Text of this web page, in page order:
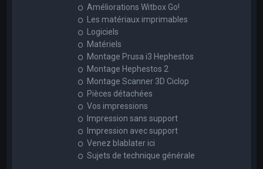
Améliorations Witbox Go!
Les matériaux imprimables
Logiciels
Matériels
Montage Prusa i3 Hephestos
Montage Hephestos 2
Montage Scanner 3D Ciclop
Pièces détachées
Vos impressions
Impression sans support
Impression avec support
Venez blablater ici
Sujets de technique générale